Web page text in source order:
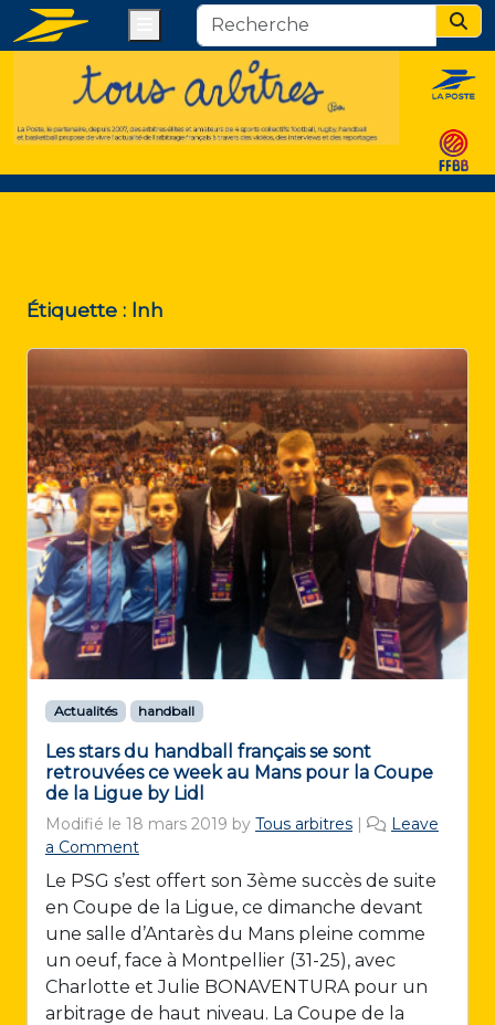
Étiquette : lnh
Actualités handball
Les stars du handball français se sont
retrouvées ce week au Mans pour la Coupe
de la Ligue by Lidl
Modifié le 18 mars 2019 by Tous arbitres |
Leave
a Comment
Le PSG s’est offert son 3ème succès de suite
en Coupe de la Ligue, ce dimanche devant
une salle d’Antarès du Mans pleine comme
un oeuf, face à Montpellier (31-25), avec
Charlotte et Julie BONAVENTURA pour un
arbitrage de haut niveau. La Coupe de la